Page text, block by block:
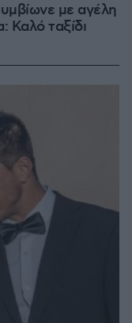
με αγέλη
Καλό ταξίδι